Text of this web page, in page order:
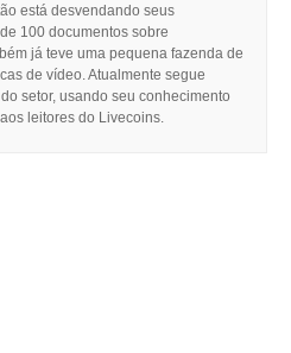
está desvendando seus
100 documentos sobre
já teve uma pequena fazenda de
de vídeo. Atualmente segue
setor, usando seu conhecimento
leitores do Livecoins.